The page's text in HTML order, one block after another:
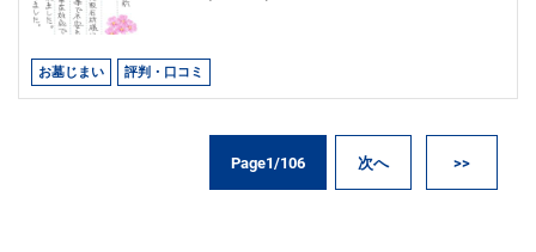
お墓じまい 評判・口コミ
Page1/106 次へ >>